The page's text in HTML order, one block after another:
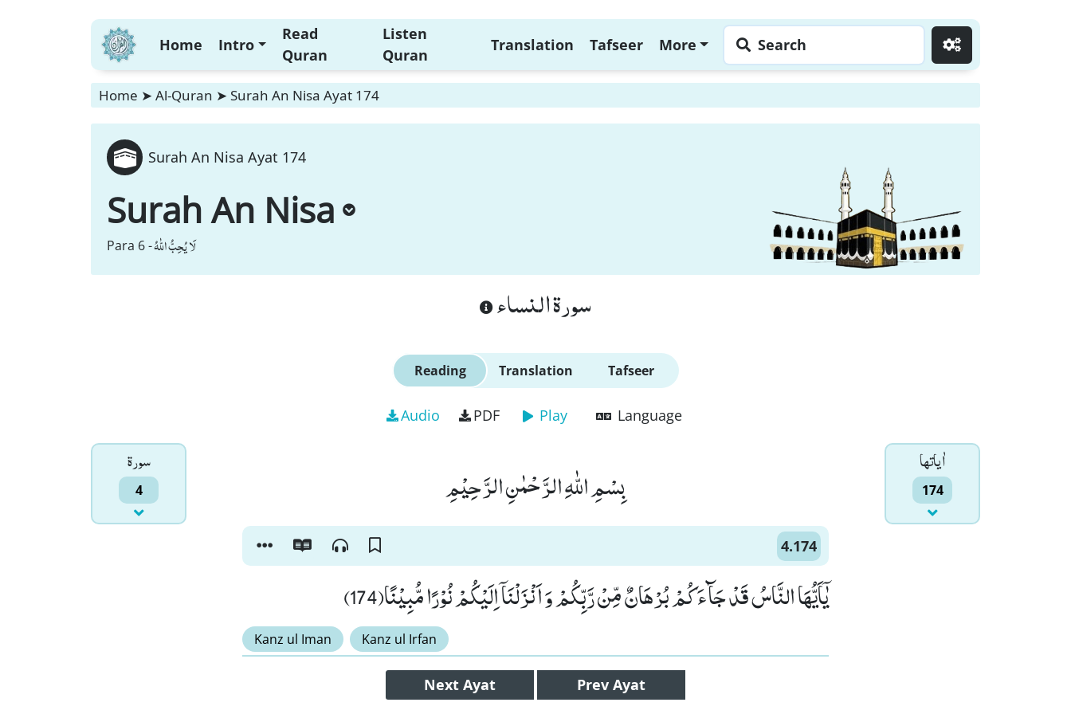
Home Intro
Read
Quran
Listen
Quran
Translation Tafseer More Search
Home ➤ Al-Quran ➤ Surah An Nisa Ayat 174
Surah An Nisa Ayat 174
Surah An Nisa
Para 6 -لَا یُحِبُّ اللّٰهُ
سورة النساء
Reading Translation Tafseer
Audio PDF Play Language
سورۃ
4
اٰياتها
174 بِسْمِ اللّٰهِ الرَّحْمٰنِ الرَّحِیْمِ
4.174
یٰۤاَیُّهَا النَّاسُ قَدْ جَآءَكُمْ بُرْهَانٌ مِّنْ رَّبِّكُمْ وَ اَنْزَلْنَاۤ اِلَیْكُمْ نُوْرًا مُّبِیْنًا(174)
Kanz ul Iman Kanz ul Irfan
Next Ayat Prev Ayat